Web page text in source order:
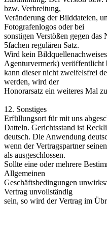
bzw. Verbreitung,
Veränderung der Bilddateien,
Fotografenlogos oder bei
sonstigen Verstößen gegen
5fachen regulären Satz.
Wird kein
Agenturvermerk) veröffentlicht
kann dieser nicht zweifelsfrei
werden, wird der
Honorarsatz ein weiteres Mal
12. Sonstiges
Erfüllungsort für mit uns
Datteln. Gerichtsstand ist
deutsch. Die Anwendung
wenn der Vertragspartner
als ausgeschlossen.
Sollte eine oder mehrere
Allgemeinen
Geschäftsbedingungen
Vertrag unvollständig
sein, so wird der Vertrag im